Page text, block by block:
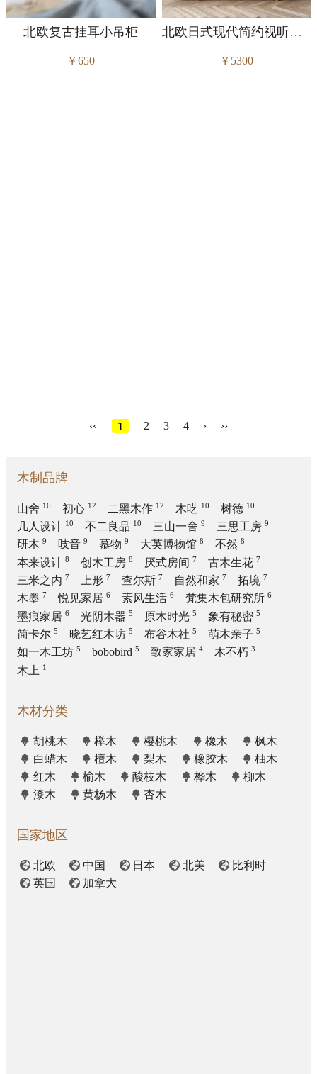
北欧复古挂耳小吊柜
￥650
北欧日式现代简约视听影音柜
￥5300
‹‹ 1 2 3 4 › ››
木制品牌
山舍 16 初心 12 二黑木作 12 木呓 10 树德 10
几人设计 10 不二良品 10 三山一舍9 三思工房9
研木9 吱音9 慕物9 大英博物馆8 不然8
本来设计8 创木工房8 厌式房间 7 古木生花 7
三米之内 7 上形 7 查尔斯 7 自然和家 7 拓境 7
木墨 7 悦见家居6 素风生活6 梵集木包研究所6
墨痕家居6 光阴木器5 原木时光5 象有秘密5
简卡尔5 晓艺红木坊5 布谷木社5 萌木亲子5
如一木工坊5 bobobird5 致家家居4 木不朽3
木上 1
木材分类
胡桃木 榉木 樱桃木 橡木
枫木
白蜡木
檀木 梨木 橡胶木
柚木
红木
榆木 酸枝木 桦木
柳木
漆木
黄杨木 杏木
国家地区
北欧 中国 日本 北美
比利时
英国
加拿大